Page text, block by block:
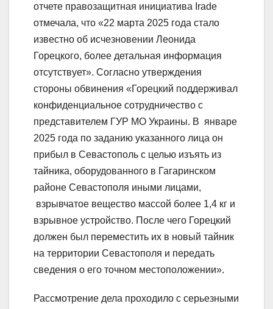
отчете правозащитная инициатива Irade
отмечала, что «22 марта 2025 года стало
известно об исчезновении Леонида
Горецкого, более детальная информация
отсутствует». Согласно утверждения
стороны обвинения «Горецкий поддерживал
конфиденциальное сотрудничество с
представителем ГУР МО Украины. В январе
2025 года по заданию указанного лица он
прибыл в Севастополь с целью изъять из
тайника, оборудованного в Гагаринском
районе Севастополя иными лицами,
взрывчатое вещество массой более 1,4 кг и
взрывное устройство. После чего Горецкий
должен был переместить их в новый тайник
на территории Севастополя и передать
сведения о его точном местоположении».
Рассмотрение дела проходило с серьезными